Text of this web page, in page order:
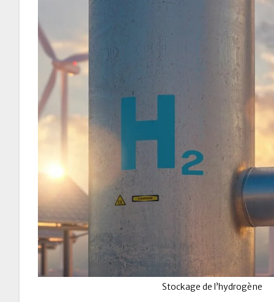
Stockage de l’hydrogène